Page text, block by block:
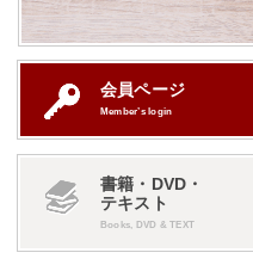
会員ページ
Member’s login
書籍・DVD・
テキスト
Books, DVD & TEXT